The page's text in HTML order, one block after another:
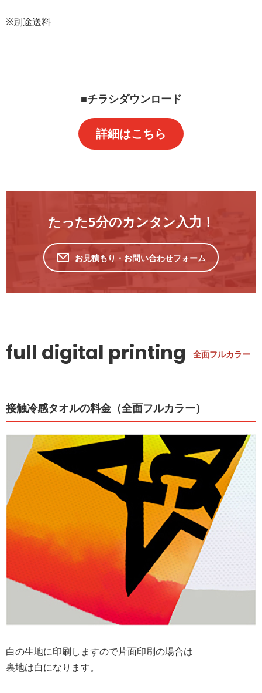
※別途送料
■チラシダウンロード
詳細はこちら
たった5分のカンタン入力！
お見積もり・お問い合わせフォーム
full digital printing 全面フルカラー
接触冷感タオルの料金（全面フルカラー）
白の生地に印刷しますので片面印刷の場合は
裏地は白になります。